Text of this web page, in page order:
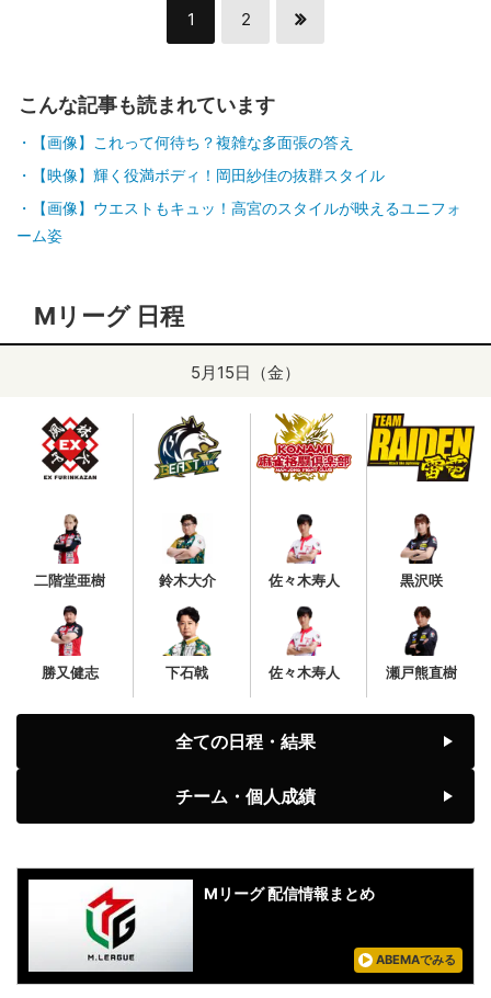
1 2
こんな記事も読まれています
【画像】これって何待ち？複雑な多面張の答え
【映像】輝く役満ボディ！岡田紗佳の抜群スタイル
【画像】ウエストもキュッ！高宮のスタイルが映えるユニフォ
ーム姿
Mリーグ 日程
5月15日（金）
二階堂亜樹
勝又健志
鈴木大介
下石戟
佐々木寿人
佐々木寿人
黒沢咲
瀬戸熊直樹
全ての日程・結果
チーム・個人成績
Mリーグ 配信情報まとめ
ABEMAでみる